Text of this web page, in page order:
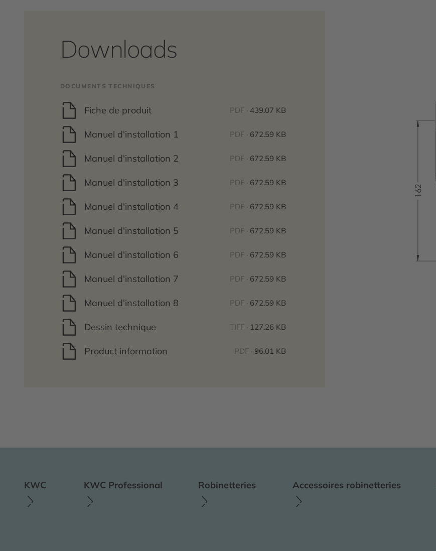
Downloads
DOCUMENTS TECHNIQUES
Fiche de produit PDF · 439.07 KB
Manuel d'installation 1 PDF · 672.59 KB
Manuel d'installation 2 PDF · 672.59 KB
Manuel d'installation 3 PDF · 672.59 KB
Manuel d'installation 4 PDF · 672.59 KB
Manuel d'installation 5 PDF · 672.59 KB
Manuel d'installation 6 PDF · 672.59 KB
Manuel d'installation 7 PDF · 672.59 KB
Manuel d'installation 8 PDF · 672.59 KB
Dessin technique TIFF · 127.26 KB
Product information PDF · 96.01 KB
KWC KWC Professional Robinetteries Accessoires robinetteries